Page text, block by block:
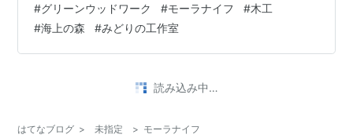
れ、目の休憩にならんから 😅 ならば連れ出すか…なんて
心のモヤモヤは発生しない！ いないのだ！ 何をしていて
も、誰も気にしなくてもいいのだ！ 山から木を切り出し
ぽい。 久しぶりの斧、腕がなります、 痛いと…。 スプ
#グリーンウッドワーク #モーラナイフ #木工
#海上の森 #みどりの工作室
読み込み中…
はてなブログ > 未指定 > モーラナイフ